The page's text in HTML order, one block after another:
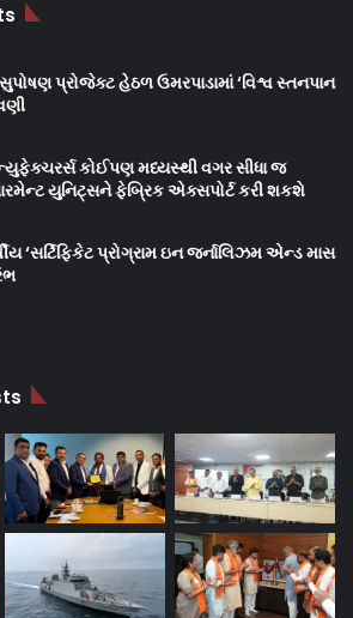
પ્રોજેક્ટ હેઠળ ઉમરપાડામાં ‘વિશ્વ સ્તનપાન
કોઈપણ મધ્યસ્થી વગર સીધા જ
યુનિટ્સને ફેબ્રિક એક્સપોર્ટ કરી શકશે
‘સર્ટિફિકેટ પ્રોગ્રામ ઇન જર્નાલિઝમ એન્ડ માસ